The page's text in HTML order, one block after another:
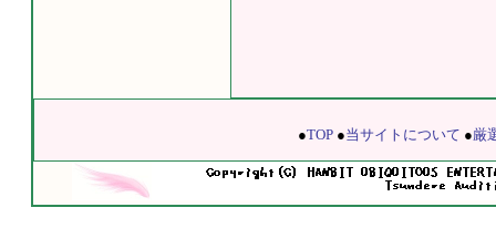
●TOP ●当サイトについて ●厳